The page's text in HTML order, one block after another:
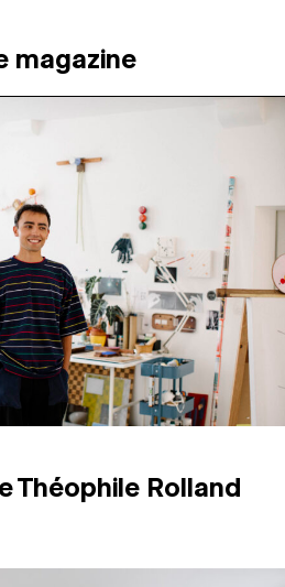
ARTISTIQUE ↓
magazine
Théophile Rolland